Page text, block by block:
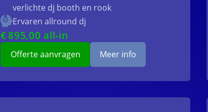
verlichte dj booth en rook
Ervaren allround dj
€895,00 all-in
Offerte aanvragen Meer info